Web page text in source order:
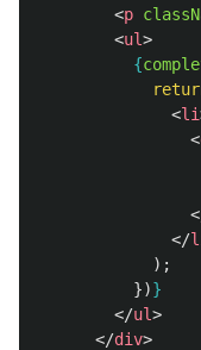
<p
<ul>
{
<li
<
</
);
})}
</ul>
</div>